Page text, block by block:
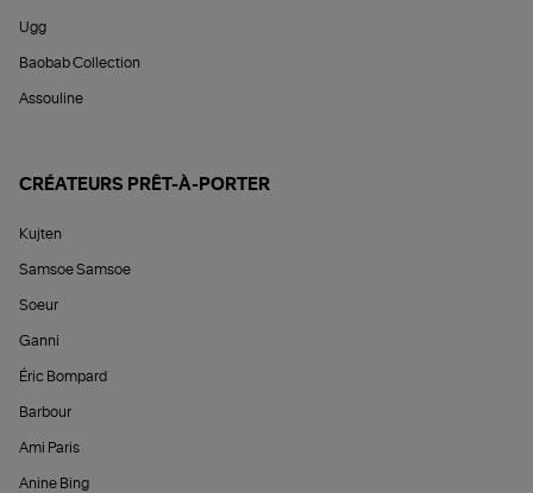
Ugg
Baobab Collection
Assouline
CRÉATEURS PRÊT-À-PORTER
Kujten
Samsoe Samsoe
Soeur
Ganni
Éric Bompard
Barbour
Ami Paris
Anine Bing